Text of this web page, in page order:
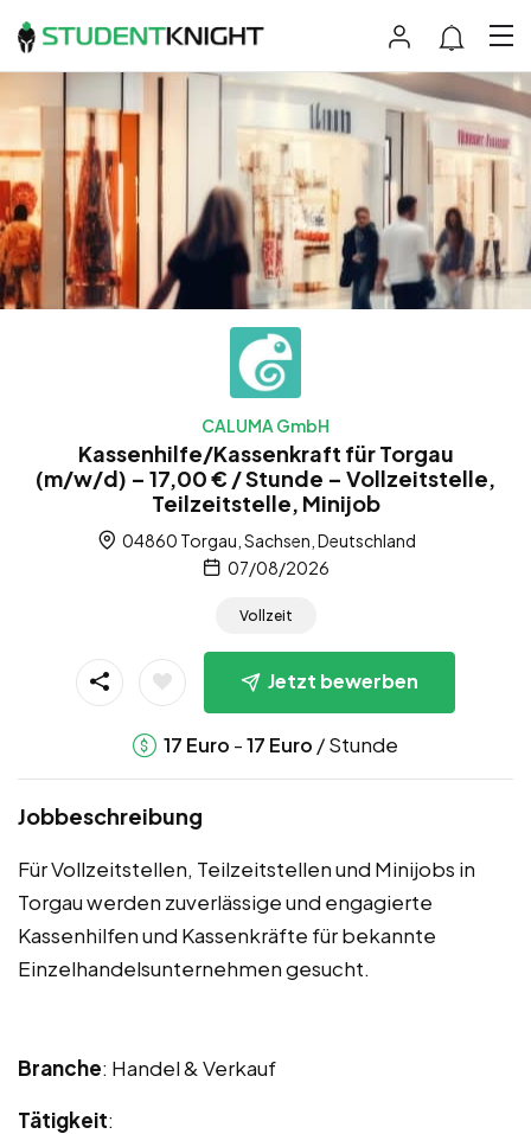
CALUMA GmbH
Kassenhilfe/Kassenkraft für Torgau
(m/w/d) – 17,00 € / Stunde – Vollzeitstelle,
Teilzeitstelle, Minijob
04860 Torgau, Sachsen, Deutschland
07/08/2026
Vollzeit
Jetzt bewerben
17 Euro -17 Euro / Stunde
Jobbeschreibung
Für Vollzeitstellen, Teilzeitstellen und Minijobs in
Torgau werden zuverlässige und engagierte
Kassenhilfen und Kassenkräfte für bekannte
Einzelhandelsunternehmen gesucht.
Branche: Handel & Verkauf
Tätigkeit: